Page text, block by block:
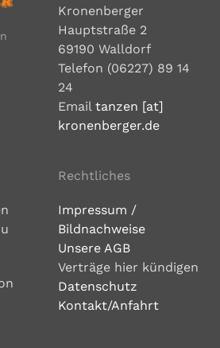
Kronenberger
Hauptstraße 2
69190 Walldorf
Telefon (06227) 89 14
24
Email tanzen [at]
kronenberger.de
Rechtliches
Impressum /
Bildnachweise
Unsere AGB
Verträge hier kündigen
Datenschutz
Kontakt/Anfahrt